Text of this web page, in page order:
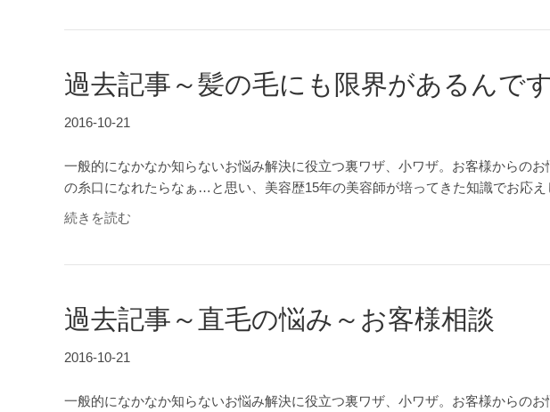
過去記事～髪の毛にも限界があるんで
2016-10-21
一般的になかなか知らないお悩み解決に役立つ裏ワザ、小ワザ。お客様からの
の糸口になれたらなぁ…と思い、美容歴15年の美容師が培ってきた知識でお応
続きを読む
過去記事～直毛の悩み～お客様相談
2016-10-21
一般的になかなか知らないお悩み解決に役立つ裏ワザ、小ワザ。お客様からの